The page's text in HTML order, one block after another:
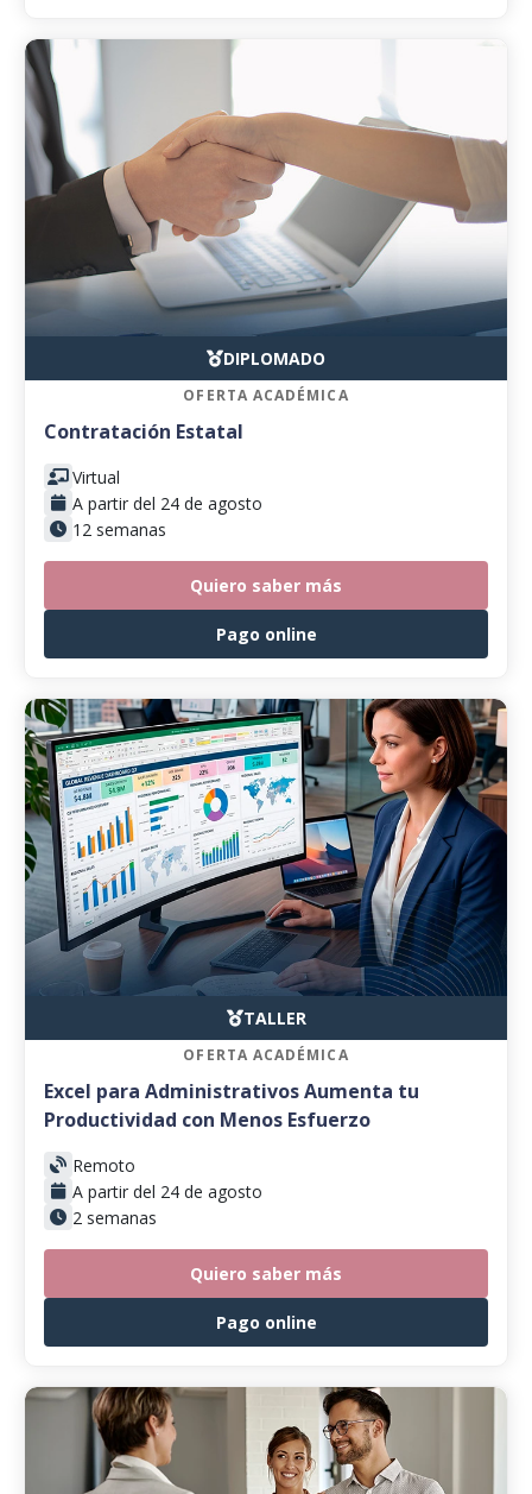
DIPLOMADO
OFERTA ACADÉMICA
Contratación Estatal
Virtual
A partir del 24 de agosto
12 semanas
Quiero saber más
Pago online
TALLER
OFERTA ACADÉMICA
Excel para Administrativos Aumenta tu
Productividad con Menos Esfuerzo
Remoto
A partir del 24 de agosto
2 semanas
Quiero saber más
Pago online